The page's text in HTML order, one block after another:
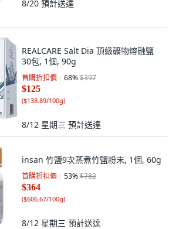
8/20 預計送達
REALCARE Salt Dia 頂級礦物熔融鹽
30包, 1個, 90g
首購折扣價 68%$397
$125
($138.89/100g)
8/12 星期三 預計送達
insan 竹鹽9次蒸煮竹鹽粉末, 1個, 60g
首購折扣價 53%$782
$364
($606.67/100g)
8/12 星期三 預計送達